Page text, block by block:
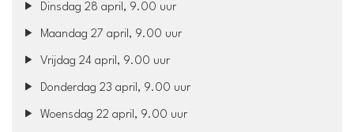
Dinsdag 28 april, 9.00 uur
Maandag 27 april, 9.00 uur
Vrijdag 24 april, 9.00 uur
Donderdag 23 april, 9.00 uur
Woensdag 22 april, 9.00 uur